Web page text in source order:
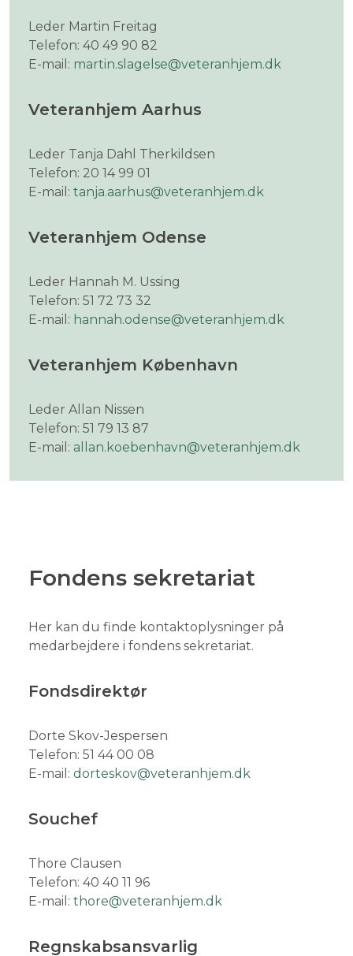
Leder Martin Freitag
Telefon: 40 49 90 82
E-mail: martin.slagelse@veteranhjem.dk
Veteranhjem Aarhus
Leder Tanja Dahl Therkildsen
Telefon: 20 14 99 01
E-mail: tanja.aarhus@veteranhjem.dk
Veteranhjem Odense
Leder Hannah M. Ussing
Telefon: 51 72 73 32
E-mail: hannah.odense@veteranhjem.dk
Veteranhjem København
Leder Allan Nissen
Telefon: 51 79 13 87
E-mail: allan.koebenhavn@veteranhjem.dk
Fondens sekretariat
Her kan du finde kontaktoplysninger på
medarbejdere i fondens sekretariat.
Fondsdirektør
Dorte Skov-Jespersen
Telefon: 51 44 00 08
E-mail: dorteskov@veteranhjem.dk
​Souchef
Thore Clausen
Telefon: 40 40 11 96
E-mail: thore@veteranhjem.dk
Regnskabsansvarlig